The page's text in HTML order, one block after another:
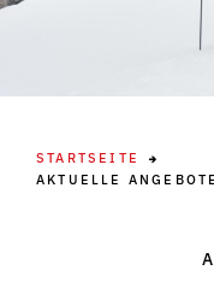
STARTSEITE
AKTUELLE